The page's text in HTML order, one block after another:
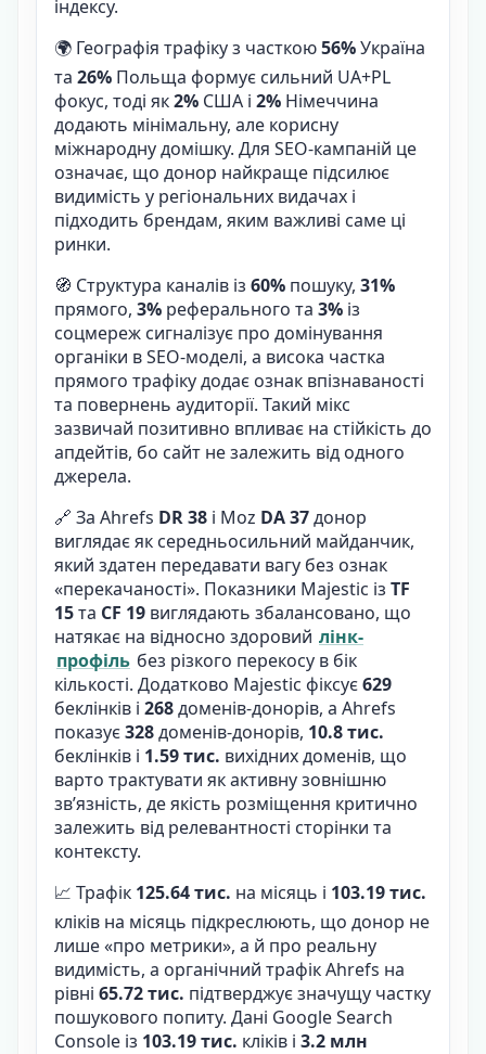
індексу.
🌍 Географія трафіку з часткою56%Україна
та 26% Польща формує сильний UA+PL
фокус, тоді як2% США і 2% Німеччина
додають мінімальну, але корисну
міжнародну домішку. Для SEO-кампаній це
означає, що донор найкраще підсилює
видимість у регіональних видачах і
підходить брендам, яким важливі саме ці
ринки.
🧭 Структура каналів із 60% пошуку, 31%
прямого, 3% реферального та 3% із
соцмереж сигналізує про домінування
органіки в SEO-моделі, а висока частка
прямого трафіку додає ознак впізнаваності
та повернень аудиторії. Такий мікс
зазвичай позитивно впливає на стійкість до
апдейтів, бо сайт не залежить від одного
джерела.
🔗 За Ahrefs DR 38 і Moz DA 37донор
виглядає як середньосильний майданчик,
який здатен передавати вагу без ознак
«перекачаності». Показники Majestic із TF
15та CF 19 виглядають збалансовано, що
натякає на відносно здоровий лінк-
профіль без різкого перекосу в бік
кількості. Додатково Majestic фіксує629
беклінків і 268доменів-донорів, а Ahrefs
показує328доменів-донорів, 10.8 тис.
беклінків і 1.59 тис. вихідних доменів, що
варто трактувати як активну зовнішню
зв’язність, де якість розміщення критично
залежить від релевантності сторінки та
контексту.
📈 Трафік 125.64 тис. на місяць і 103.19 тис.
кліків на місяць підкреслюють, що донор не
лише «про метрики», а й про реальну
видимість, а органічний трафік Ahrefs на
рівні 65.72 тис. підтверджує значущу частку
пошукового попиту. Дані Google Search
Console із 103.19 тис. кліків і 3.2 млн